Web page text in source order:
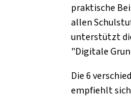
praktische
allen
unterstützt
"Digitale
Die 6
empfiehlt